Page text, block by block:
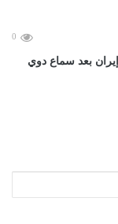
0
بعد سماع دوي